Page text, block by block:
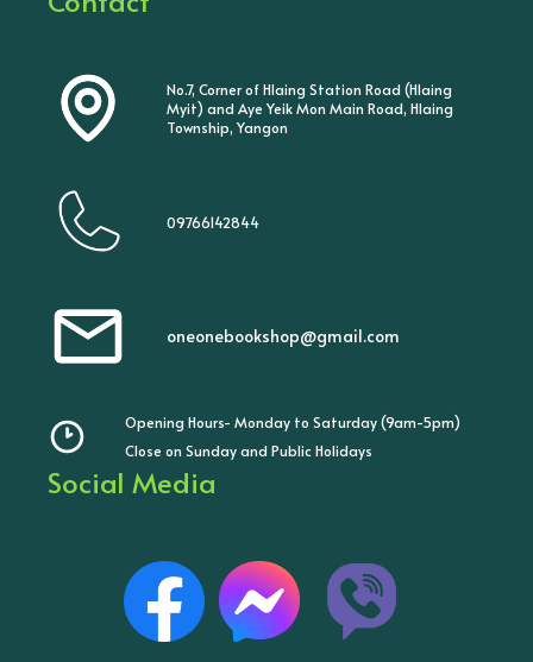
No.7, Corner of Hlaing Station Road (Hlaing
Myit) and Aye Yeik Mon Main Road, Hlaing
Township, Yangon
09766142844
oneonebookshop@gmail.com
Opening Hours- Monday to Saturday (9am-5pm)
Close on Sunday and Public Holidays
Social Media